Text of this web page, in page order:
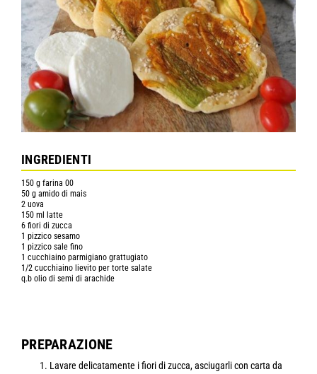
INGREDIENTI
150 g farina 00
50 g amido di mais
2 uova
150 ml latte
6 fiori di zucca
1 pizzico sesamo
1 pizzico sale fino
1 cucchiaino parmigiano grattugiato
1/2 cucchiaino lievito per torte salate
q.b olio di semi di arachide
PREPARAZIONE
Lavare delicatamente i fiori di zucca, asciugarli con carta da